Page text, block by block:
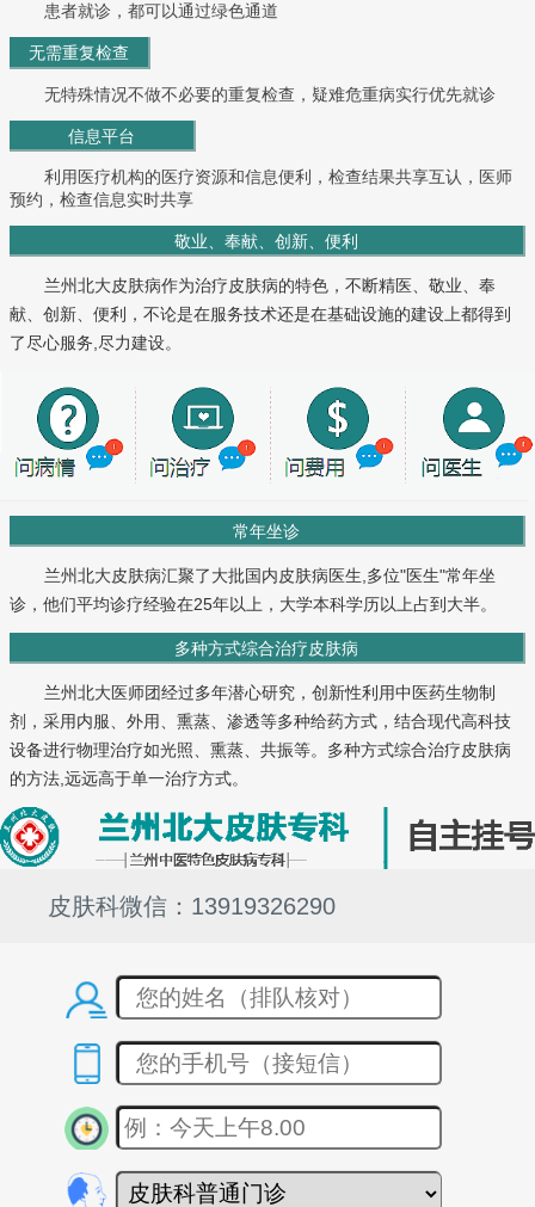
患者就诊，都可以通过绿色通道
无需重复检查
无特殊情况不做不必要的重复检查，疑难危重病实行优先就诊
信息平台
利用医疗机构的医疗资源和信息便利，检查结果共享互认，医师
预约，检查信息实时共享
敬业、奉献、创新、便利
兰州北大皮肤病作为治疗皮肤病的特色，不断精医、敬业、奉
献、创新、便利，不论是在服务技术还是在基础设施的建设上都得到
了尽心服务,尽力建设。
常年坐诊
兰州北大皮肤病汇聚了大批国内皮肤病医生,多位"医生"常年坐
诊，他们平均诊疗经验在25年以上，大学本科学历以上占到大半。
多种方式综合治疗皮肤病
兰州北大医师团经过多年潜心研究，创新性利用中医药生物制
剂，采用内服、外用、熏蒸、渗透等多种给药方式，结合现代高科技
设备进行物理治疗如光照、熏蒸、共振等。多种方式综合治疗皮肤病
的方法,远远高于单一治疗方式。
皮肤科微信：13919326290